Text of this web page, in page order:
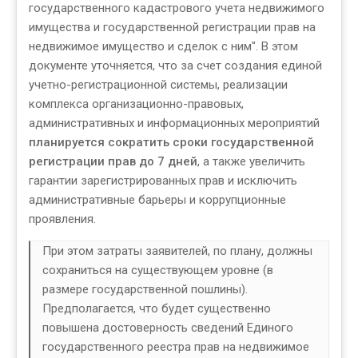
государственного кадастрового учета недвижимого
имущества и государственной регистрации прав на
недвижимое имущество и сделок с ним". В этом
документе уточняется, что за счет создания единой
учетно-регистрационной системы, реализации
комплекса организационно-правовых,
административных и информационных мероприятий
планируется сократить сроки государственной
регистрации прав до 7 дней, а также увеличить
гарантии зарегистрированных прав и исключить
административные барьеры и коррупционные
проявления.
При этом затраты заявителей, по плану, должны
сохраниться на существующем уровне (в
размере государственной пошлины).
Предполагается, что будет существенно
повышена достоверность сведений Единого
государственного реестра прав на недвижимое